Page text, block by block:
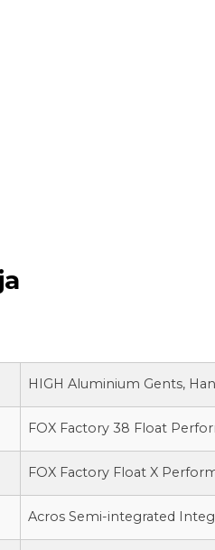
HIGH Aluminium Gents,
FOX Factory 38 Float
FOX Factory Float X
Acros Semi-integrated